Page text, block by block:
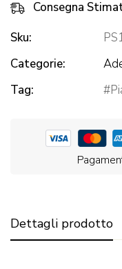
Consegna
Sku:
Categorie:
Tag:
Dettagli prodotto